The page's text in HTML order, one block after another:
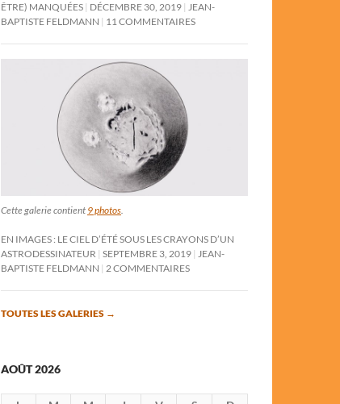
ÊTRE) MANQUÉES DÉCEMBRE 30, 2019 JEAN-
BAPTISTE FELDMANN
11 COMMENTAIRES
Cette galerie contient 9 photos
EN IMAGES : LE CIEL D’ÉTÉ SOUS LES CRAYONS D’UN
ASTRODESSINATEUR SEPTEMBRE 3, 2019
JEAN-
BAPTISTE FELDMANN
2 COMMENTAIRES
TOUTES LES GALERIES →
AOÛT 2026